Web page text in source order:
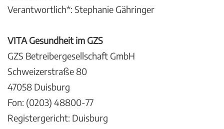
Verantwortlich*: Stephanie Gähringer
VITA Gesundheit im GZS
GZS Betreibergesellschaft GmbH
Schweizerstraße 80
47058 Duisburg
Fon: (0203) 48800-77
Registergericht: Duisburg